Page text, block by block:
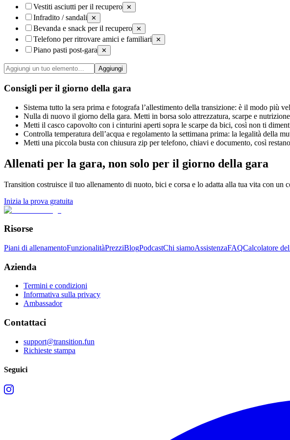
Vestiti asciutti per il recupero ✕
Infradito / sandali ✕
Bevanda e snack per il recupero ✕
Telefono per ritrovare amici e familiari ✕
Piano pasti post-gara ✕
Aggiungi
Consigli per il giorno della gara
Sistema tutto la sera prima e fotografa l’allestimento della transizione: è il modo più
Nulla di nuovo il giorno della gara. Metti in borsa solo attrezzatura, scarpe e
Metti il casco capovolto con i cinturini aperti sopra le scarpe da bici, così non ti
Controlla temperatura dell’acqua e regolamento la settimana prima: la legalità della
Metti una piccola busta con chiusura zip per telefono, chiavi e documento, così
Allenati per la gara, non solo per il giorno della gara
Transition costruisce il tuo allenamento di nuoto, bici e corsa e lo adatta alla tua vita con
Inizia la prova gratuita
Risorse
Piani di allenamentoFunzionalitàPrezziBlogPodcastChi siamoAssistenzaFAQCalcolatore
Azienda
Termini e condizioni
Informativa sulla privacy
Ambassador
Contattaci
support@transition.fun
Richieste stampa
Seguici